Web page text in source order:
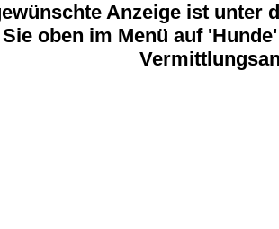
Anzeige ist unter
oben im Menü auf